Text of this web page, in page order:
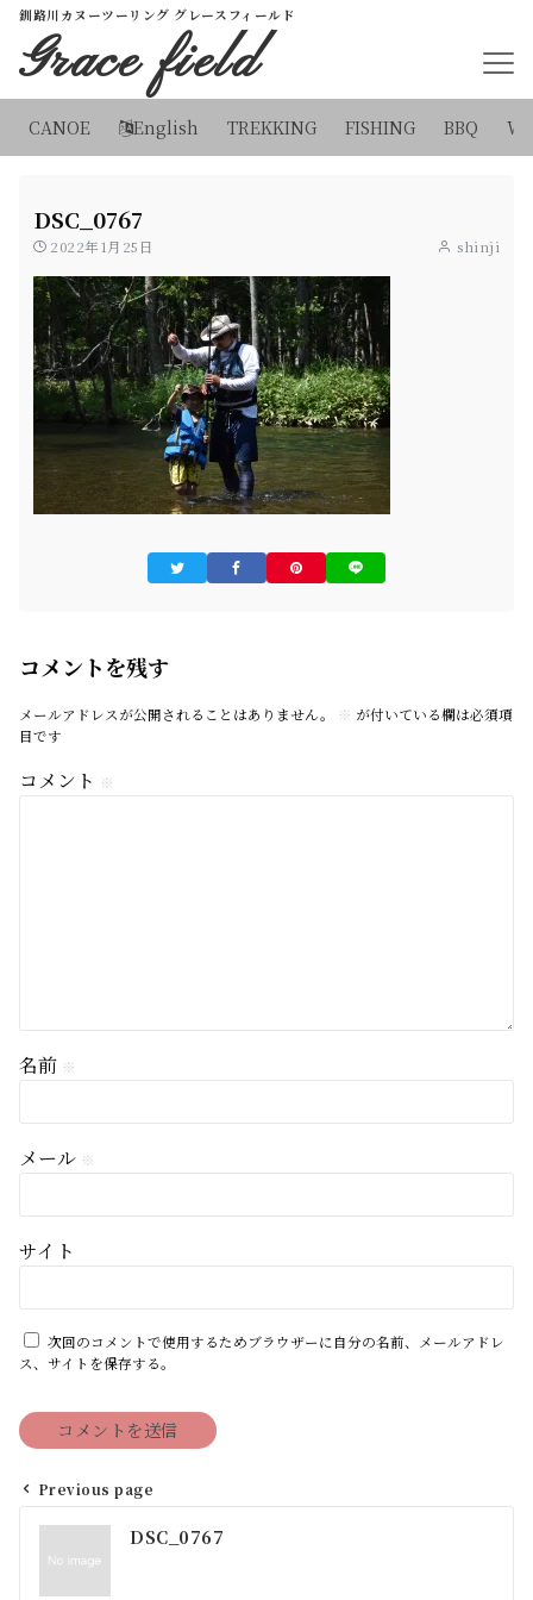
釧路川カヌーツーリング グレースフィールド
Grace field
CANOE English TREKKING FISHING BBQ
DSC_0767
2022年1月25日 shinji
コメントを残す
メールアドレスが公開されることはありません。 ※ が付いている欄は必須項
目です
コメント ※
名前 ※
メール ※
サイト
次回のコメントで使用するためブラウザーに自分の名前、メールアドレ
ス、サイトを保存する。
投
Previous page
DSC_0767